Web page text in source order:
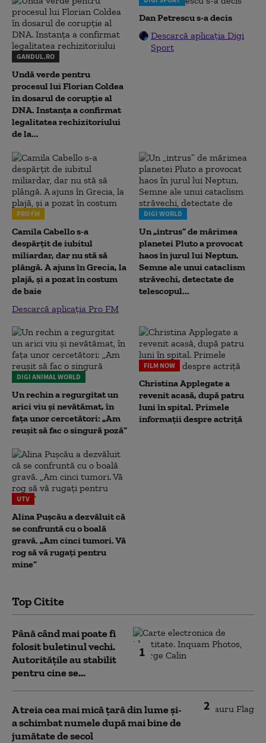
GANDUL.RO
Undă verde pentru
procesul lui Florian Coldea
în dosarul de corupție al
DNA. Instanța a confirmat
legalitatea rechizitoriului
de la...
Dan Petrescu s-a decis
Descarcă aplicația Digi
Sport
PRO FM
Camila Cabello s-a
despărțit de iubitul
miliardar, dar nu stă să
plângă. A ajuns în Grecia, la
plajă, și a pozat în costum
de baie
Descarcă aplicația Pro FM
DIGI WORLD
Un „intrus” de mărimea
planetei Pluto a provocat
haos în jurul lui Neptun.
Semne ale unui cataclism
străvechi, detectate de
telescopul...
DIGI ANIMAL WORLD
Un rechin a regurgitat un
arici viu și nevătămat, în
fața unor cercetători: „Am
reușit să fac o singură poză”
FILM NOW
Christina Applegate a
revenit acasă, după patru
luni în spital. Primele
informații despre actriță
UTV
Alina Pușcău a dezvăluit că
se confruntă cu o boală
gravă. „Am cinci tumori. Vă
rog să vă rugați pentru
mine”
Top Citite
1
Până când mai poate fi
folosit buletinul vechi.
Autoritățile au stabilit
pentru cine se...
2
A treia cea mai mică țară din lume și-
a schimbat numele după mai bine de
jumătate de secol